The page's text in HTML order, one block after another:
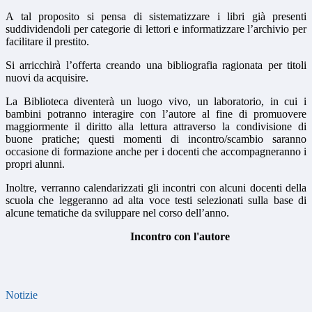
A tal proposito si pensa di sistematizzare i libri già presenti
suddividendoli per categorie di lettori e informatizzare l’archivio per
facilitare il prestito.
Si arricchirà l’offerta creando una bibliografia ragionata per titoli
nuovi da acquisire.
La Biblioteca diventerà un luogo vivo, un laboratorio, in cui i
bambini potranno interagire con l’autore al fine di promuovere
maggiormente il diritto alla lettura attraverso la condivisione di
buone pratiche; questi momenti di incontro/scambio saranno
occasione di formazione anche per i docenti che accompagneranno i
propri alunni.
Inoltre, verranno calendarizzati gli incontri con alcuni docenti della
scuola che leggeranno ad alta voce testi selezionati sulla base di
alcune tematiche da sviluppare nel corso dell’anno.
Incontro con l'autore
Notizie